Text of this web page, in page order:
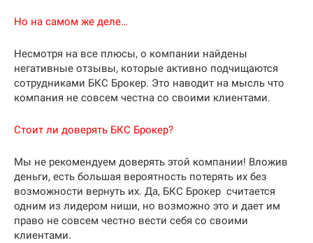
Но на самом же деле…
Несмотря на все плюсы, о компании найдены
негативные отзывы, которые активно подчищаются
сотрудниками БКС Брокер. Это наводит на мысль что
компания не совсем честна со своими клиентами.
Стоит ли доверять БКС Брокер?
Мы не рекомендуем доверять этой компании! Вложив
деньги, есть большая вероятность потерять их без
возможности вернуть их. Да, БКС Брокер считается
одним из лидером ниши, но возможно это и дает им
право не совсем честно вести себя со своими
клиентами.